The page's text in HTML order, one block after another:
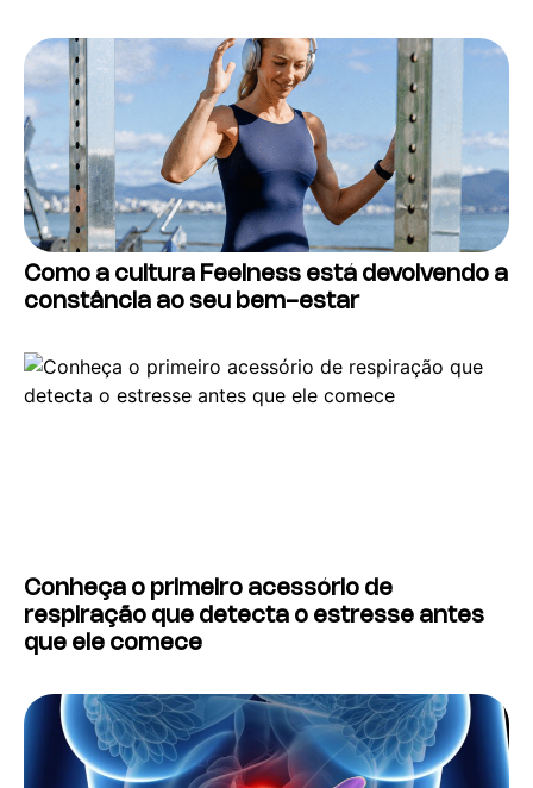
Como a cultura Feelness está devolvendo a
constância ao seu bem-estar
Conheça o primeiro acessório de
respiração que detecta o estresse antes
que ele comece